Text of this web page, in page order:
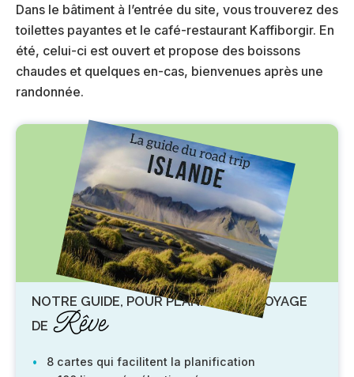
Dans le bâtiment à l’entrée du site, vous trouverez des
toilettes payantes et le café-restaurant Kaffiborgir. En
été, celui-ci est ouvert et propose des boissons
chaudes et quelques en-cas, bienvenues après une
randonnée.
NOTRE GUIDE, POUR PLANIFIER UN VOYAGE
DE Rêve
8 cartes qui facilitent la planification